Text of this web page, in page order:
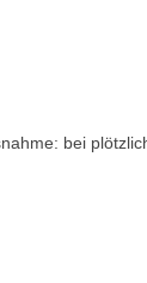
bei